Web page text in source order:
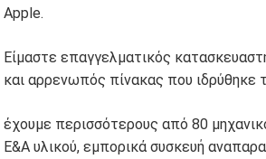
Apple.
Είμαστε επαγγελματικός
και αρρενωπός πίνακας που ιδρύθηκε
έχουμε περισσότερους από 80
Ε&Α υλικού, εμπορικά συσκευή